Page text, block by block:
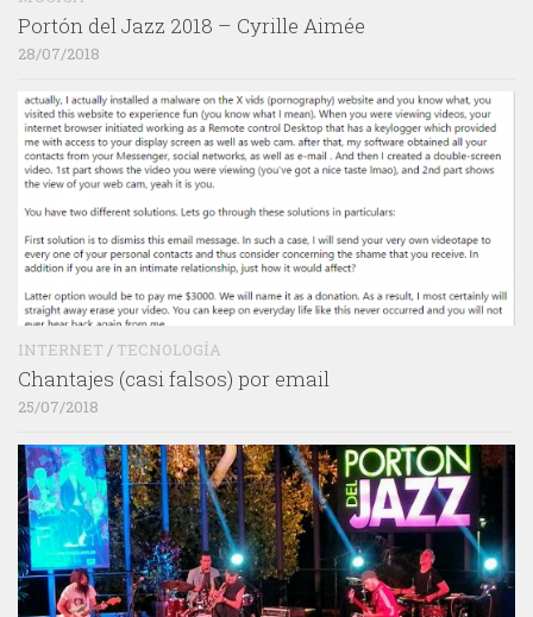
Portón del Jazz 2018 – Cyrille Aimée
28/07/2018
INTERNET / TECNOLOGÍA
Chantajes (casi falsos) por email
25/07/2018